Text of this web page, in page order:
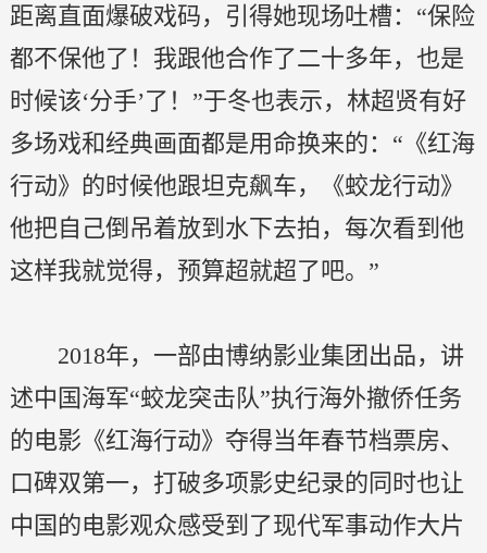
距离直面爆破戏码，引得她现场吐槽：“保险
都不保他了！我跟他合作了二十多年，也是
时候该‘分手’了！”于冬也表示，林超贤有好
多场戏和经典画面都是用命换来的：“《红海
行动》的时候他跟坦克飙车，《蛟龙行动》
他把自己倒吊着放到水下去拍，每次看到他
这样我就觉得，预算超就超了吧。”
2018年，一部由博纳影业集团出品，讲
述中国海军“蛟龙突击队”执行海外撤侨任务
的电影《红海行动》夺得当年春节档票房、
口碑双第一，打破多项影史纪录的同时也让
中国的电影观众感受到了现代军事动作大片